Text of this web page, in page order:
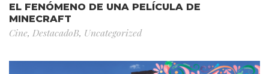
EL FENÓMENO DE UNA PELÍCULA DE
MINECRAFT
Cine, DestacadoB, Uncategorized